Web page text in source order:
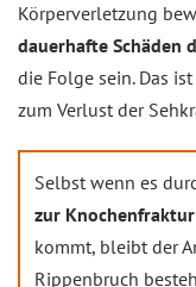
Körperverletzung
dauerhafte Schäden
die Folge sein. Das
zum Verlust der
Selbst wenn es
zur
kommt, bleibt der
Rippenbruch